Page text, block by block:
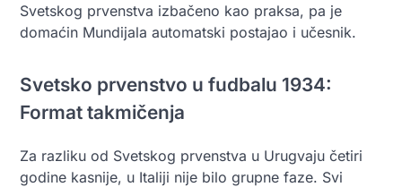
Svetskog prvenstva izbačeno kao praksa, pa je
domaćin Mundijala automatski postajao i učesnik.
Svetsko prvenstvo u fudbalu 1934:
Format takmičenja
Za razliku od Svetskog prvenstva u Urugvaju četiri
godine kasnije, u Italiji nije bilo grupne faze. Svi